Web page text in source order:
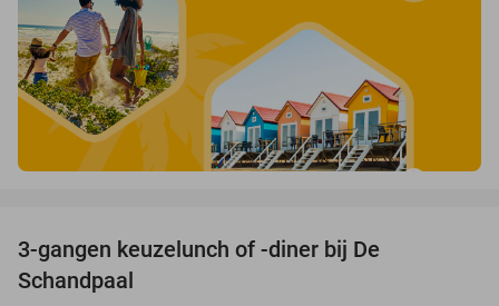
3-gangen keuzelunch of -diner bij De
Schandpaal